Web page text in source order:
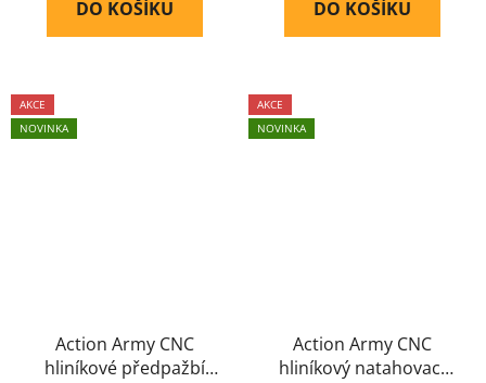
DO KOŠÍKU DO KOŠÍKU
AKCE
NOVINKA
Action Army CNC
hliníkové předpažbí
AKCE
NOVINKA
Action Army CNC
hliníkový natahovací